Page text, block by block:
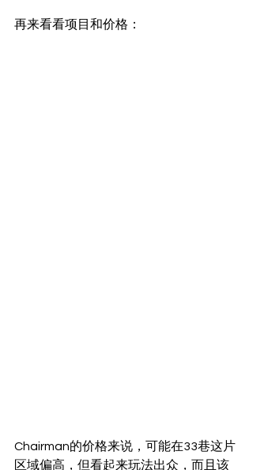
再来看看项目和价格：
Chairman的价格来说，可能在33巷这片
区域偏高，但看起来玩法出众，而且该